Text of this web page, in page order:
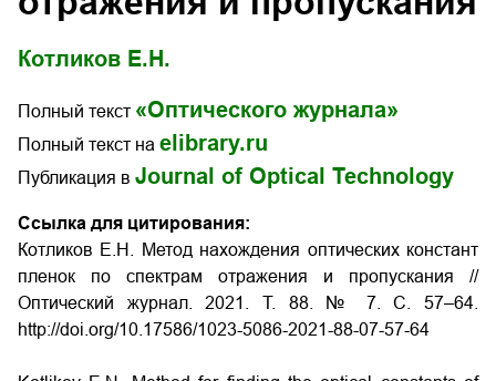
Котликов Е.Н.
Полный текст «Оптического журнала»
Полный текст на elibrary.ru
Публикация в Journal of Optical Technology
Ссылка для цитирования:
Котликов Е.Н. Метод нахождения оптических констант
пленок по спектрам отражения и пропускания //
Оптический журнал. 2021. Т. 88. № 7. С. 57–64.
http://doi.org/10.17586/1023-5086-2021-88-07-57-64